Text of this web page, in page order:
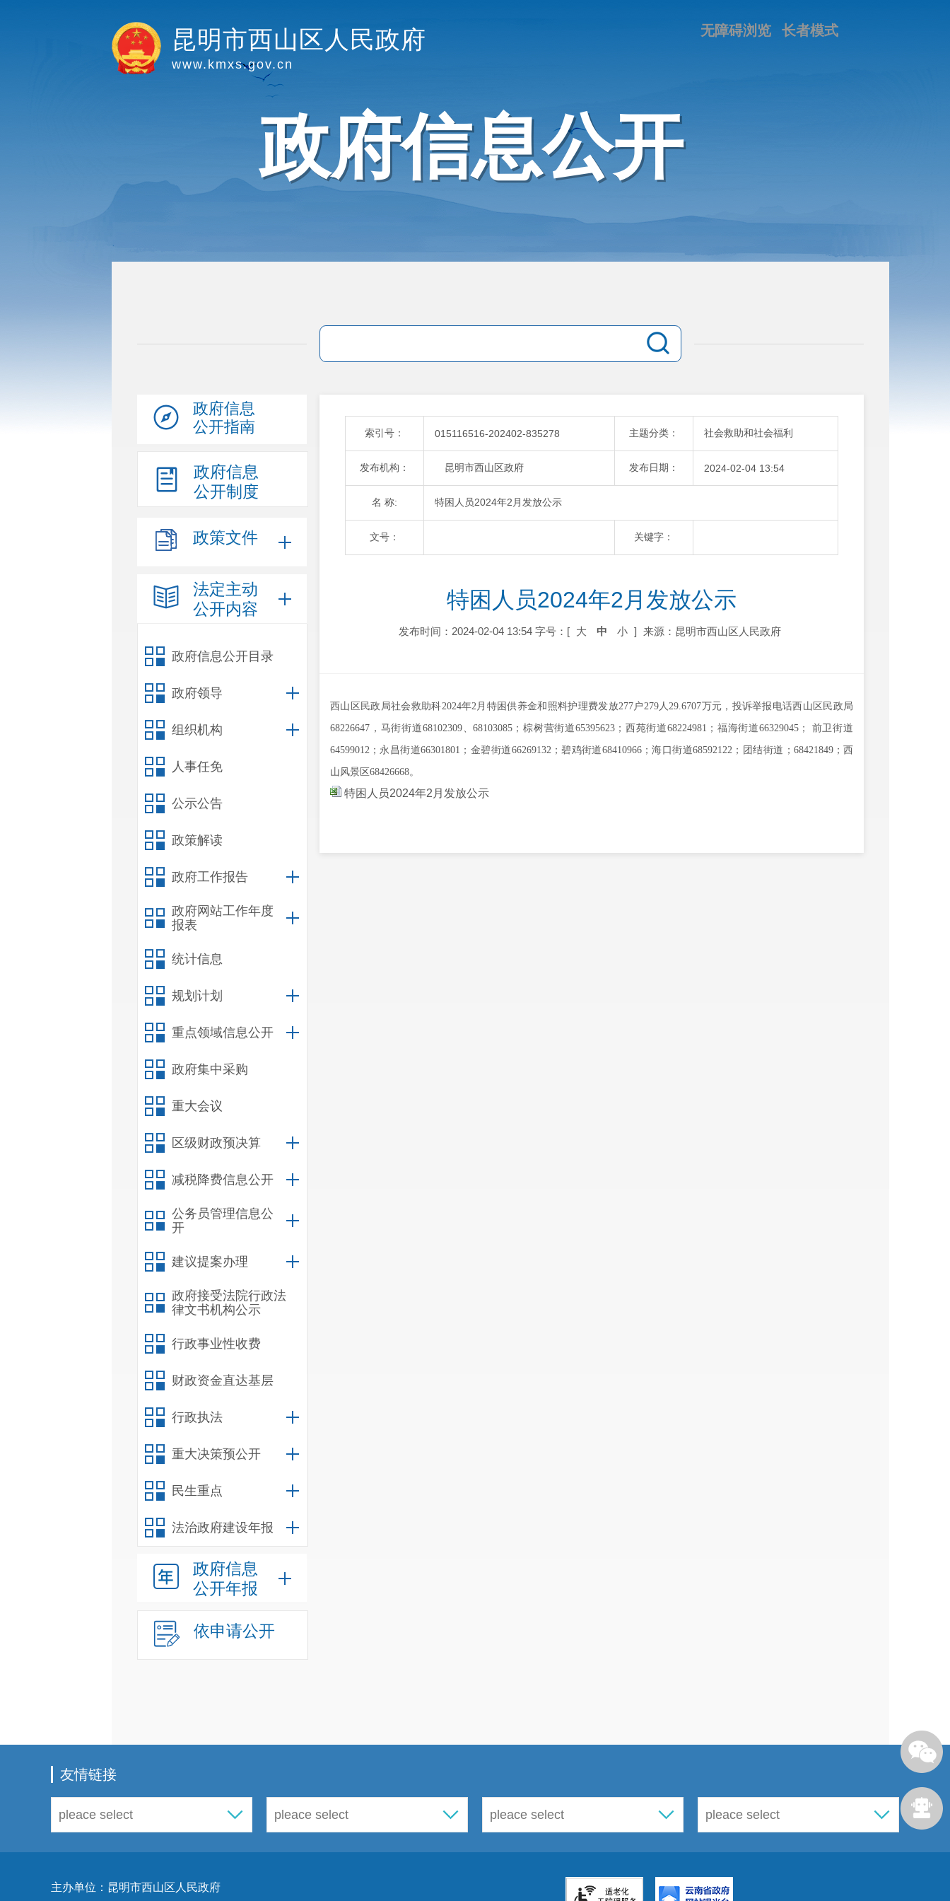
昆明市西山区人民政府
www.kmxs.gov.cn
长者模式
无障碍浏览
政府信息公开
政府信息
公开指南
政府信息
公开制度
政策文件
法定主动
公开内容
政府信息公开目录
政府领导
组织机构
人事任免
公示公告
政策解读
政府工作报告
政府网站工作年度
报表
统计信息
规划计划
重点领域信息公开
政府集中采购
重大会议
区级财政预决算
减税降费信息公开
公务员管理信息公
开
建议提案办理
政府接受法院行政法
律文书机构公示
行政事业性收费
财政资金直达基层
行政执法
重大决策预公开
民生重点
法治政府建设年报
政府信息
公开年报
依申请公开
索引号： 015116516-202402-835278 主题分类： 社会救助和社会福利
发布机构： 昆明市西山区政府 发布日期： 2024-02-04 13:54
名 称: 特困人员2024年2月发放公示
文号： 关键字：
特困人员2024年2月发放公示
发布时间：2024-02-04 13:54 字号：[ 大 中 小 ] 来源：昆明市西山区人民政府
西山区民政局社会救助科2024年2月特困供养金和照料护理费发放277户279人29.6707万元 ，投诉举报电话西山区民政局
68226647，马街街道68102309、68103085；棕树营街道65395623 ；西苑街道68224981 ；福海街道66329045； 前卫街道
64599012 ；永昌街道66301801 ；金碧街道66269132；碧鸡街道68410966；海口街道68592122 ；团结街道； 68421849；西
山风景区68426668。
特困人员2024年2月发放公示
友情链接
主办单位：昆明市西山区人民政府